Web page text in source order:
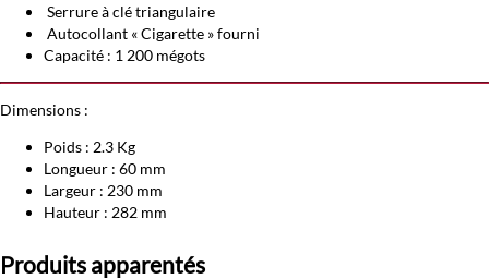
Serrure à clé triangulaire
Autocollant « Cigarette » fourni
Capacité : 1 200 mégots
Dimensions :
Poids : 2.3 Kg
Longueur : 60 mm
Largeur : 230 mm
Hauteur : 282 mm
Produits apparentés